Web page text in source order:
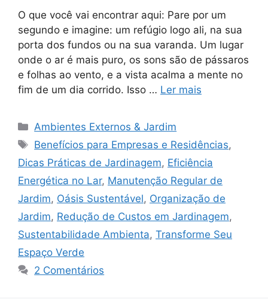
O que você vai encontrar aqui: Pare por um
segundo e imagine: um refúgio logo ali, na sua
porta dos fundos ou na sua varanda. Um lugar
onde o ar é mais puro, os sons são de pássaros
e folhas ao vento, e a vista acalma a mente no
fim de um dia corrido. Isso … Ler mais
Categorias
Ambientes Externos & Jardim
Tags
Benefícios para Empresas e Residências,
Dicas Práticas de Jardinagem, Eficiência
Energética no Lar, Manutenção Regular de
Jardim, Oásis Sustentável, Organização de
Jardim, Redução de Custos em Jardinagem,
Sustentabilidade Ambienta, Transforme Seu
Espaço Verde
2 Comentários